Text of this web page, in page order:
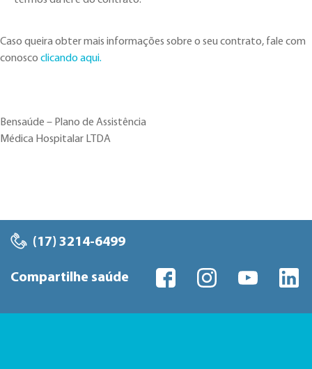
Caso queira obter mais informações sobre o seu contrato, fale com
conosco clicando aqui.
Bensaúde – Plano de Assistência
Médica Hospitalar LTDA
(17) 3214-6499
Compartilhe saúde